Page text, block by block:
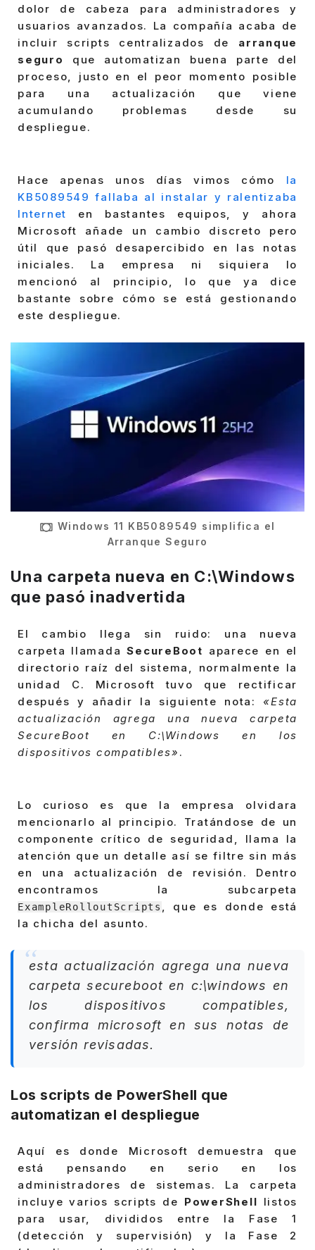
dolor de cabeza para administradores y
usuarios avanzados. La compañía acaba de
incluir scripts centralizados de arranque
seguro
que automatizan buena parte del
proceso, justo en el peor momento posible
para una actualización que viene
acumulando problemas desde su
despliegue.
Hace apenas unos días vimos cómo la
KB5089549 fallaba al instalar y ralentizaba
Internet
en bastantes equipos, y ahora
Microsoft añade un cambio discreto pero
útil que pasó desapercibido en las notas
iniciales. La empresa ni siquiera lo
mencionó al principio, lo que ya dice
bastante sobre cómo se está gestionando
este despliegue.
Windows 11 KB5089549 simplifica el
Arranque Seguro
Una carpeta nueva en C:\Windows
que pasó inadvertida
El cambio llega sin ruido: una nueva
carpeta llamadaSecureBoot aparece en el
directorio raíz del sistema, normalmente la
unidad C. Microsoft tuvo que rectificar
después y añadir la siguiente nota: «Esta
actualización agrega una nueva carpeta
SecureBoot en C:\Windows en los
dispositivos compatibles» .
Lo curioso es que la empresa olvidara
mencionarlo al principio. Tratándose de un
componente crítico de seguridad, llama la
atención que un detalle así se filtre sin más
en una actualización de revisión. Dentro
encontramos la subcarpeta
ExampleRolloutScripts
, que es donde está
la chicha del asunto.
esta actualización agrega una nueva
carpeta secureboot en c:\windows en
los dispositivos compatibles,
confirma microsoft en sus notas de
versión revisadas.
Los scripts de PowerShell que
automatizan el despliegue
Aquí es donde Microsoft demuestra que
está pensando en serio en los
administradores de sistemas. La carpeta
incluye varios scripts de PowerShell listos
para usar, divididos entre la Fase 1
(detección y supervisión) y la Fase 2